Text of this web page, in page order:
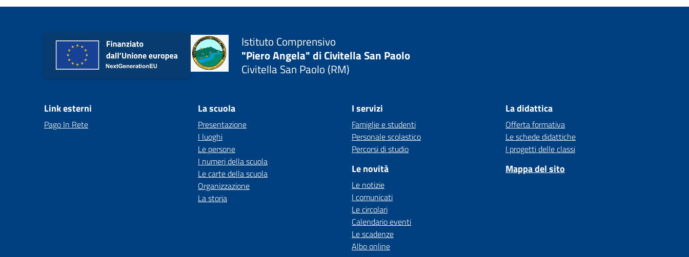
Istituto Comprensivo
"Piero Angela" di Civitella San Paolo
Civitella San Paolo (RM)
Link esterni
Pago In Rete
La scuola
Presentazione
I luoghi
Le persone
I numeri della scuola
Le carte della scuola
Organizzazione
La storia
I servizi
Famiglie e studenti
Personale scolastico
Percorsi di studio
Le novità
Le notizie
I comunicati
Le circolari
Calendario eventi
Le scadenze
Albo online
La didattica
Offerta formativa
Le schede didattiche
I progetti delle classi
Mappa del sito